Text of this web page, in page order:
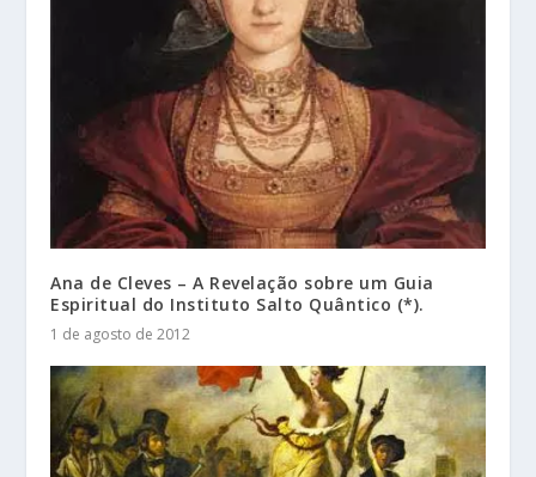
Ana de Cleves – A Revelação sobre um Guia
Espiritual do Instituto Salto Quântico (*).
1 de agosto de 2012